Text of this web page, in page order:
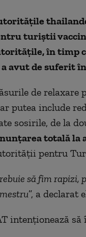
turiștii
în timp
a avut de suferit
de relaxare
putea include
sosirile, de la
totală la
pentru
să fim rapizi,
”, a declarat
intenționează să